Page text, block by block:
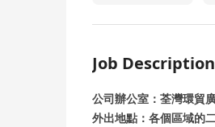
Job Description
公司辦公室‌：荃灣環貿
外出地點‌：各個區域的